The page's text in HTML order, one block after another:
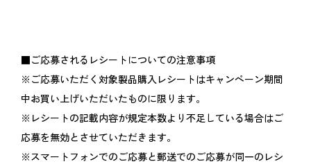
■ご応募されるレシートについての注意事項
※ご応募いただく対象製品購入レシートはキャンペーン期間
中お買い上げいただいたものに限ります。
※レシートの記載内容が規定本数より不足している場合はご
応募を無効とさせていただきます。
※スマートフォンでのご応募と郵送でのご応募が同一のレシ